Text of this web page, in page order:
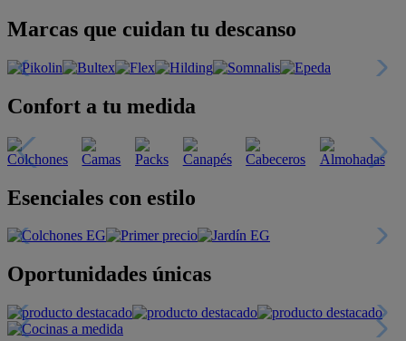
Marcas que cuidan tu descanso
Confort a tu medida
Esenciales con estilo
Oportunidades únicas